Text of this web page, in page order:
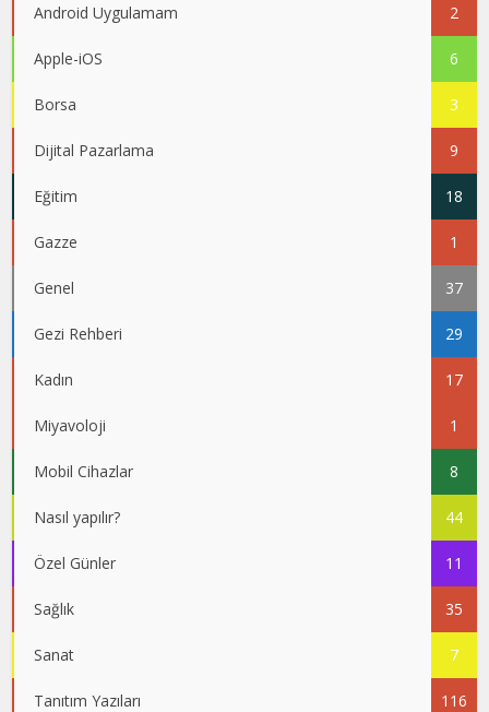
Android Uygulamam 2
Apple-iOS 6
Borsa 3
Dijital Pazarlama 9
Eğitim 18
Gazze 1
Genel 37
Gezi Rehberi 29
Kadın 17
Miyavoloji 1
Mobil Cihazlar 8
Nasıl yapılır? 44
Özel Günler 11
Sağlık 35
Sanat 7
Tanıtım Yazıları 116